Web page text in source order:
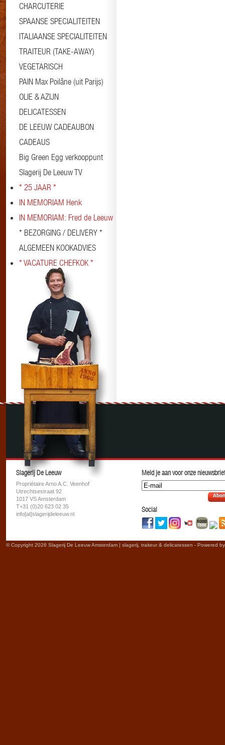
CHARCUTERIE
SPAANSE SPECIALITEITEN
ITALIAANSE SPECIALITEITEN
TRAITEUR (TAKE-AWAY)
VEGETARISCH
PAIN Max Poilâne (uit Parijs)
OLIE & AZIJN
DELICATESSEN
DE LEEUW CADEAUBON
CADEAUS
Big Green Egg verkooppunt
Slagerij De Leeuw TV
* 25 JAAR *
IN MEMORIAM Henk
IN MEMORIAM: Fred de Leeuw
* BEZORGING / DELIVERY *
ALGEMEEN KOOKADVIES
* VACATURE CHEFKOK *
Slagerij De Leeuw
Propriétaire Arno A.C. Veenhof
Utrechtsestraat 92
1017 VS Amsterdam
T+31 (0)20 623 02 35
info[at]slagerijdeleeuw.nl
Meld je aan voor onze
Social
© Copyright 2026 Slagerij De Leeuw Amsterdam | slagerij, traiteur & delicatessen - Powered